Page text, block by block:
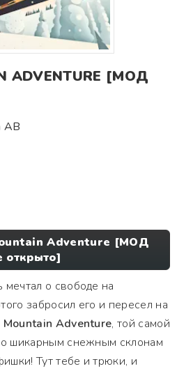
ADVENTURE [МОД
AB
Adventure [МОД
открыто]
мечтал о свободе на
забросил его и пересел на
Mountain Adventure, той самой
шикарным снежным склонам
Тут тебе и трюки, и